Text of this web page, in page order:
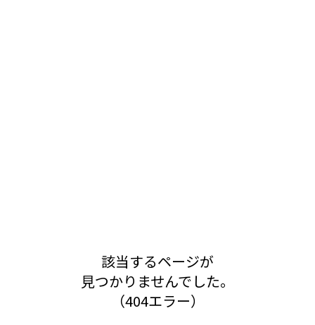
該当するページが
見つかりませんでした。
（404エラー）